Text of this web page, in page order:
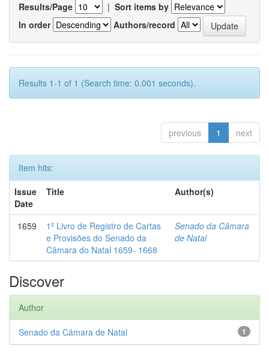
Results/Page | Sort items by
In order
Authors/record
Results 1-1 of 1 (Search time: 0.001 seconds).
previous 1 next
Item hits:
Issue
Date
Title Author(s)
1659
1º Livro de Registro de Cartas
e Provisões do Senado da
Câmara do Natal 1659- 1668
Senado da Câmara
de Natal
Discover
Author
1
Senado da Câmara de Natal